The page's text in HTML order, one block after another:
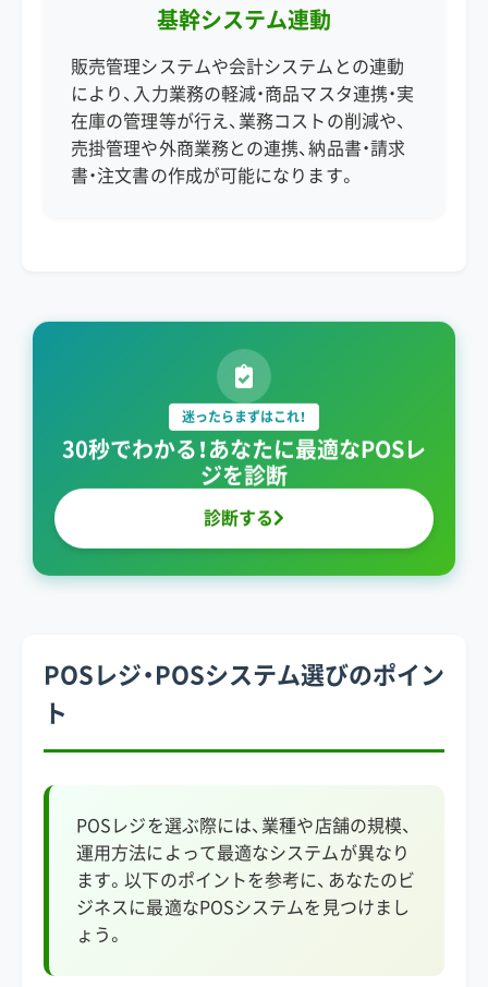
基幹システム連動
販売管理システムや会計システムとの連動
により、入力業務の軽減・商品マスタ連携・実
在庫の管理等が行え、業務コストの削減や、
売掛管理や外商業務との連携、納品書・請求
書・注文書の作成が可能になります。
迷ったらまずはこれ！
30秒でわかる！あなたに最適なPOSレ
ジを診断
診断する
POSレジ・POSシステム選びのポイン
ト
POSレジを選ぶ際には、業種や店舗の規模、
運用方法によって最適なシステムが異なり
ます。以下のポイントを参考に、あなたのビ
ジネスに最適なPOSシステムを見つけまし
ょう。